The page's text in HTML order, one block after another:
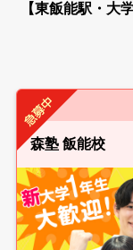
【東飯能駅・大
森塾 飯能校